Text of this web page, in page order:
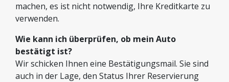
machen, es ist nicht notwendig, Ihre Kreditkarte zu
verwenden.
Wie kann ich überprüfen, ob mein Auto
bestätigt ist?
Wir schicken Ihnen eine Bestätigungsmail. Sie sind
auch in der Lage, den Status Ihrer Reservierung